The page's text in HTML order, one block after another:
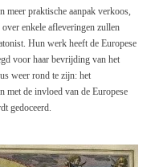
praktische aanpak verkoos,
enkele afleveringen zullen
Hun werk heeft de Europese
voor haar bevrijding van het
weer rond te zijn: het
met de invloed van de Europese
gedoceerd.